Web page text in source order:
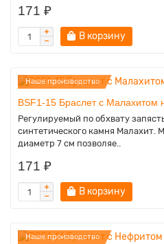
171 ₽
В корзину
Наше производство
BSF1-15 Браслет с Малахитом
Регулируемый по обхвату
синтетического камня Малахит.
диаметр 7 см позволяе..
171 ₽
В корзину
Наше производство